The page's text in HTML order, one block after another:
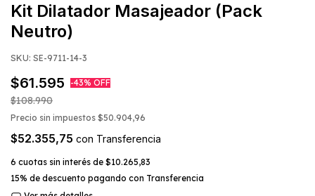
Kit Dilatador Masajeador (Pack
Neutro)
SKU: SE-9711-14-3
$61.595 -43% OFF
$108.990
Precio sin impuestos $50.904,96
$52.355,75 con Transferencia
6 cuotas sin interés de $10.265,83
15% de descuento pagando con Transferencia